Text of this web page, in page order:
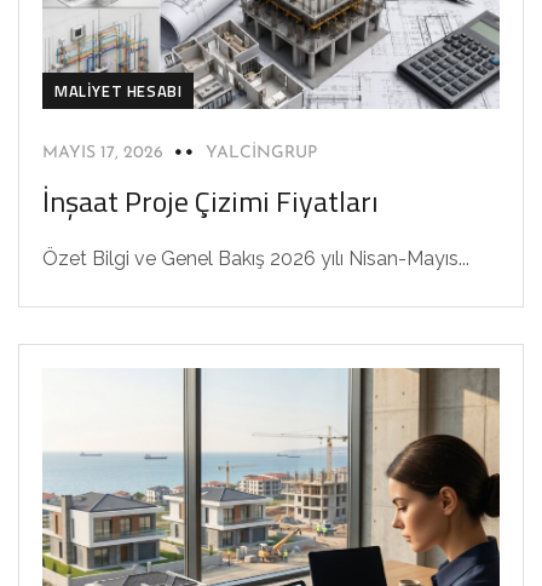
MALIYET HESABI
MAYIS 17, 2026 YALCINGRUP
İnşaat Proje Çizimi Fiyatları
Özet Bilgi ve Genel Bakış 2026 yılı Nisan-Mayıs...